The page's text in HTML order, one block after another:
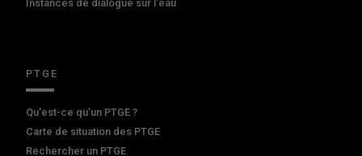
Instances de dialogue sur l'eau
PTGE
Qu’est-ce qu’un PTGE ?
Carte de situation des PTGE
Rechercher un PTGE